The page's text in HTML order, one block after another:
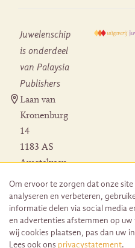
Juwelenschip
is onderdeel
van Palaysia
Publishers
Laan van
Kronenburg
14
1183 AS
Amstelveen
Herroeping
bestelling
Om ervoor te zorgen dat onze
analyseren en verbeteren,
informatie delen via social media
en advertenties afstemmen op
wij cookies plaatsen, pas dan uw
Lees ook ons privacystatement.